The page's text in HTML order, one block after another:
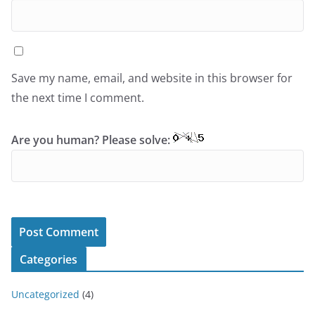
Save my name, email, and website in this browser for
the next time I comment.
Are you human? Please solve:
Categories
Uncategorized (4)